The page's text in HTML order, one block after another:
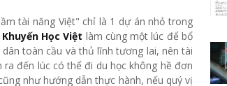
tài năng Việt" chỉ là 1 dự án nhỏ trong
Khuyến Học Việt làm cùng một lúc để bổ
toàn cầu và thủ lĩnh tương lai, nên tài
đến lúc có thể đi du học không hề đơn
như hướng dẫn thực hành, nếu quý vị